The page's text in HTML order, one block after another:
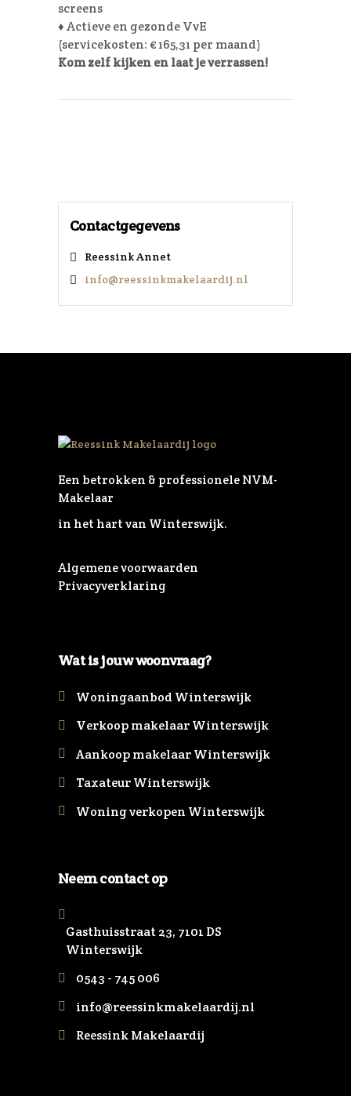
screens
♦ Actieve en gezonde VvE
(servicekosten: € 165,31 per maand)
Kom zelf kijken en laat je verrassen!
Contactgegevens
Reessink Annet
info@reessinkmakelaardij.nl
Een betrokken & professionele NVM-
Makelaar
in het hart van Winterswijk.
Algemene voorwaarden
Privacyverklaring
Wat is jouw woonvraag?
Woningaanbod Winterswijk
Verkoop makelaar Winterswijk
Aankoop makelaar Winterswijk
Taxateur Winterswijk
Woning verkopen Winterswijk
Neem contact op
Gasthuisstraat 23, 7101 DS
Winterswijk
0543 - 745 006
info@reessinkmakelaardij.nl
Reessink Makelaardij